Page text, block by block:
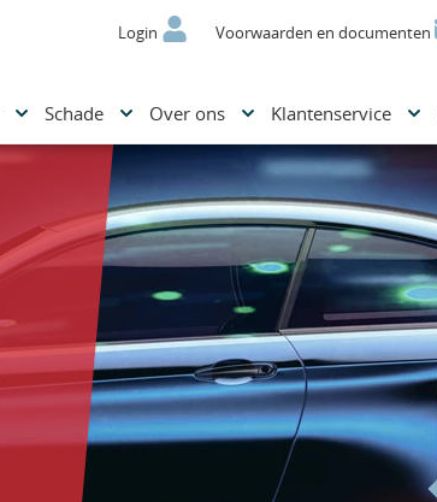
Schade Over ons Klantenservice
Login Voorwaarden en documenten